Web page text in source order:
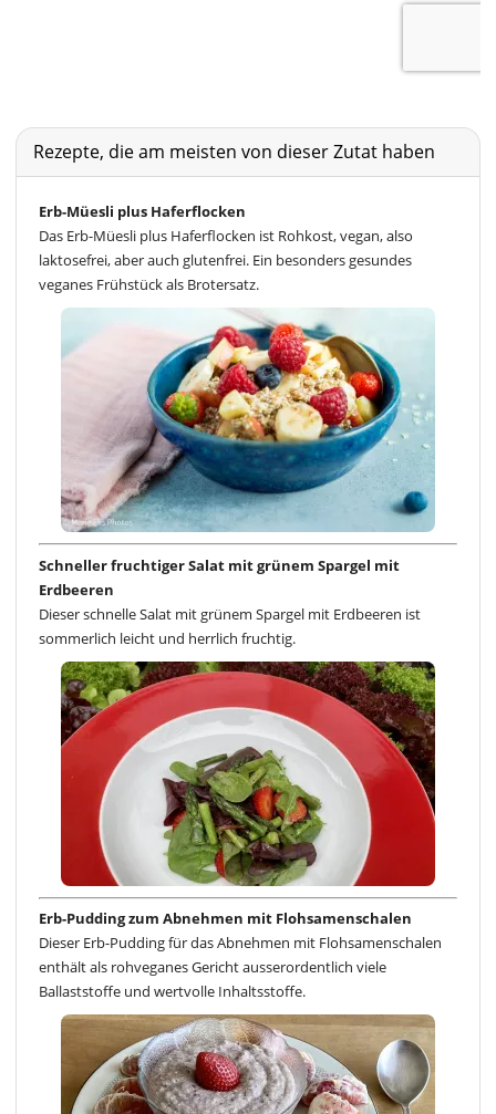
Rezepte, die am meisten von dieser Zutat haben
Erb-Müesli plus Haferflocken
Das Erb-Müesli plus Haferflocken ist Rohkost, vegan, also
laktosefrei, aber auch glutenfrei. Ein besonders gesundes
veganes Frühstück als Brotersatz.
Schneller fruchtiger Salat mit grünem Spargel mit
Erdbeeren
Dieser schnelle Salat mit grünem Spargel mit Erdbeeren ist
sommerlich leicht und herrlich fruchtig.
Erb-Pudding zum Abnehmen mit Flohsamenschalen
Dieser Erb-Pudding für das Abnehmen mit Flohsamenschalen
enthält als rohveganes Gericht ausserordentlich viele
Ballaststoffe und wertvolle Inhaltsstoffe.